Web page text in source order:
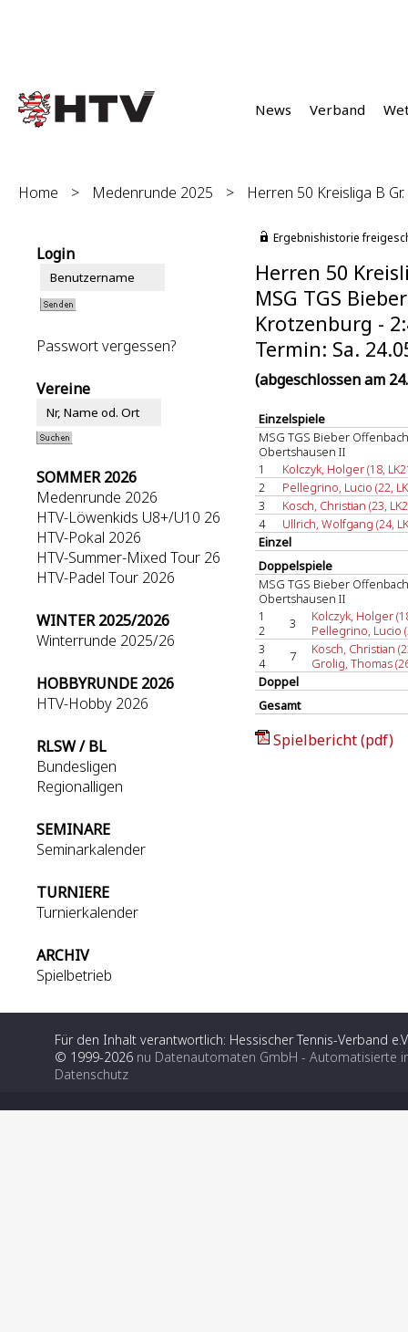
News Verband
Home > Medenrunde 2025 > Herren 50 Kreisliga B
Login
Passwort vergessen?
Vereine
SOMMER 2026
Medenrunde 2026
HTV-Löwenkids U8+/U10 26
HTV-Pokal 2026
HTV-Summer-Mixed Tour 26
HTV-Padel Tour 2026
WINTER 2025/2026
Winterrunde 2025/26
HOBBYRUNDE 2026
HTV-Hobby 2026
RLSW / BL
Bundesligen
Regionalligen
SEMINARE
Seminarkalender
TURNIERE
Turnierkalender
ARCHIV
Spielbetrieb
Ergebnishistorie
Herren 50
MSG TGS
Krotzenburg -
Termin: Sa.
(abgeschlossen am
Einzelspiele
MSG TGS Bieber
Obertshausen II
1
Kolczyk, Holger (18,
2
Pellegrino, Lucio (22,
3
Kosch, Christian (23,
4
Ullrich, Wolfgang (24,
Einzel
Doppelspiele
MSG TGS Bieber
Obertshausen II
1
2
3
Kolczyk, Holger
Pellegrino, Lucio
3
4
7
Kosch, Christian
Grolig, Thomas
Doppel
Gesamt
Spielbericht (pdf)
Für den Inhalt verantwortlich: Hessischer Tennis-Verband
© 1999-2026 nu Datenautomaten GmbH - Automatisierte
Datenschutz